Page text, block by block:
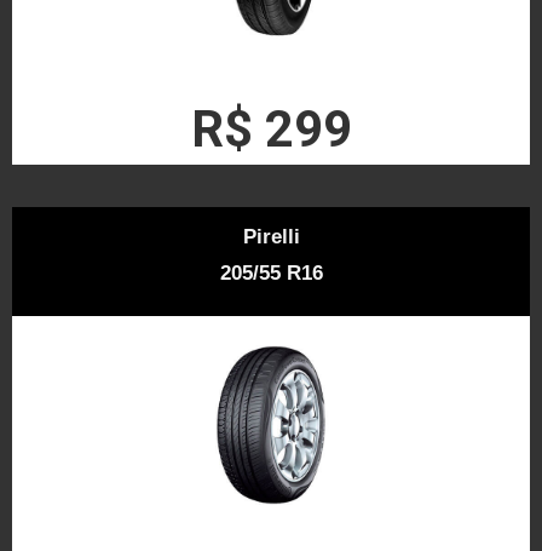
R$ 299
Pirelli
205/55 R16